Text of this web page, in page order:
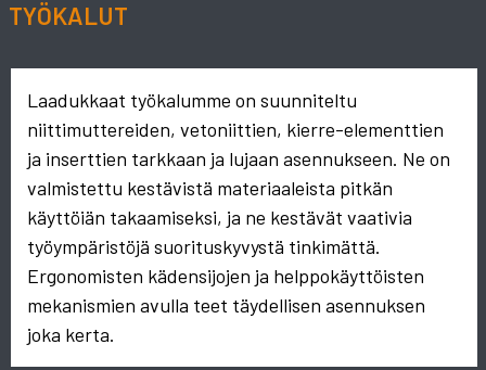
TYÖKALUT
Laadukkaat työkalumme on suunniteltu
niittimuttereiden, vetoniittien, kierre-elementtien
ja inserttien tarkkaan ja lujaan asennukseen. Ne on
valmistettu kestävistä materiaaleista pitkän
käyttöiän takaamiseksi, ja ne kestävät vaativia
työympäristöjä suorituskyvystä tinkimättä.
Ergonomisten kädensijojen ja helppokäyttöisten
mekanismien avulla teet täydellisen asennuksen
joka kerta.